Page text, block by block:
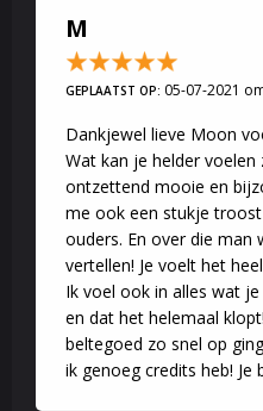
M
GEPLAATST OP: 05-07-2021
Dankjewel lieve Moon
Wat kan je helder voelen
ontzettend mooie en
me ook een stukje
ouders. En over die man
vertellen! Je voelt het
Ik voel ook in alles wat
en dat het helemaal
beltegoed zo snel op
ik genoeg credits heb!